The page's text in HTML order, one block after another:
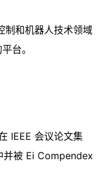
制和机器人技术领域
台。
IEEE 会议论文集
并被 Ei Compendex